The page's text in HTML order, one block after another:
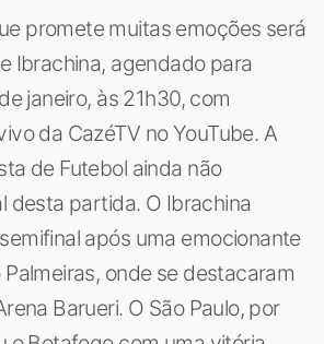
promete muitas emoções será
Ibrachina, agendado para
janeiro, às 21h30, com
da CazéTV no YouTube. A
de Futebol ainda não
desta partida. O Ibrachina
após uma emocionante
onde se destacaram
Barueri. O São Paulo, por